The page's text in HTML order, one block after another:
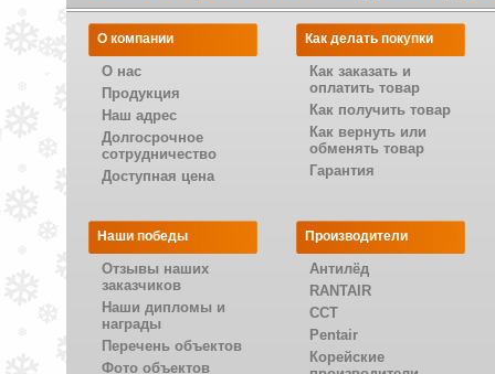
О компании
О нас
Продукция
Наш адрес
Долгосрочное
сотрудничество
Доступная цена
Как делать покупки
Как заказать и
оплатить товар
Как получить товар
Как вернуть или
обменять товар
Гарантия
Наши победы
Отзывы наших
заказчиков
Наши дипломы и
награды
Перечень объектов
Фото объектов
Производители
Антилёд
RANTAIR
CCT
Pentair
Корейские